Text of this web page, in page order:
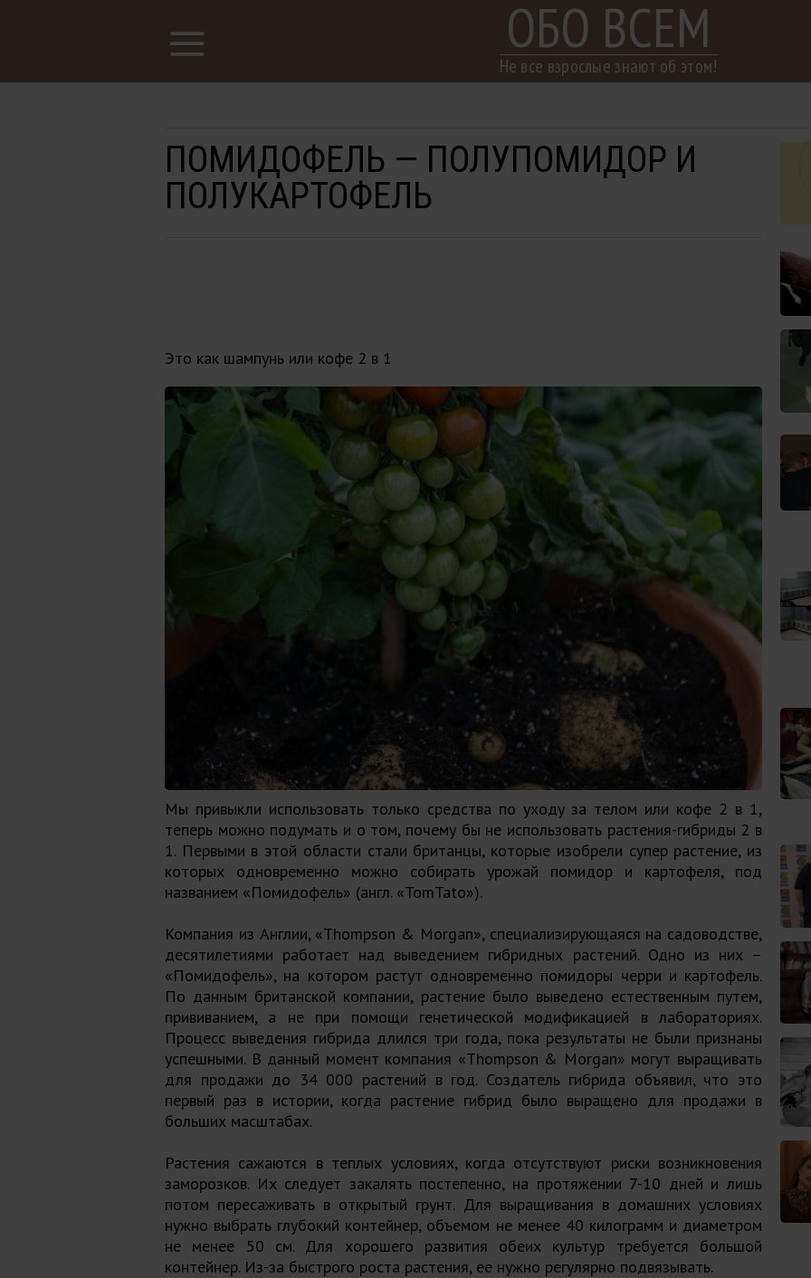
ОБО ВСЕМ
Не все взрослые знают об этом!
ПОМИДОФЕЛЬ — ПОЛУПОМИДОР И
ПОЛУКАРТОФЕЛЬ
Это как шампунь или кофе 2 в 1
Мы привыкли использовать только средства по уходу за телом или кофе 2 в 1,
теперь можно подумать и о том, почему бы не использовать растения-гибриды 2 в
1. Первыми в этой области стали британцы, которые изобрели супер растение, из
которых одновременно можно собирать урожай помидор и картофеля, под
названием «Помидофель» (англ. «TomTato»).
Компания из Англии, «Thompson & Morgan», специализирующаяся на садоводстве,
десятилетиями работает над выведением гибридных растений. Одно из них –
«Помидофель», на котором растут одновременно помидоры черри и картофель.
По данным британской компании, растение было выведено естественным путем,
прививанием, а не при помощи генетической модификацией в лабораториях.
Процесс выведения гибрида длился три года, пока результаты не были признаны
успешными. В данный момент компания «Thompson & Morgan» могут выращивать
для продажи до 34 000 растений в год. Создатель гибрида объявил, что это
первый раз в истории, когда растение гибрид было выращено для продажи в
больших масштабах.
Растения сажаются в теплых условиях, когда отсутствуют риски возникновения
заморозков. Их следует закалять постепенно, на протяжении 7-10 дней и лишь
потом пересаживать в открытый грунт. Для выращивания в домашних условиях
нужно выбрать глубокий контейнер, объемом не менее 40 килограмм и диаметром
не менее 50 см. Для хорошего развития обеих культур требуется большой
контейнер. Из-за быстрого роста растения, ее нужно регулярно подвязывать.